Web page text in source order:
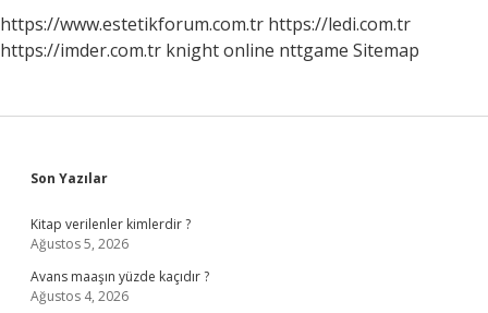
https://www.estetikforum.com.tr https://ledi.com.tr
https://imder.com.tr knight online nttgame Sitemap
Sidebar
Son Yazılar
Kitap verilenler kimlerdir ?
Ağustos 5, 2026
Avans maaşın yüzde kaçıdır ?
Ağustos 4, 2026